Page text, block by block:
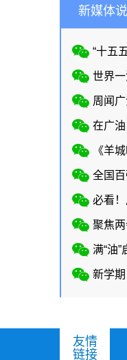
新媒体说
世界一
在广油
聚焦两
满“油
新学期
友情
链接